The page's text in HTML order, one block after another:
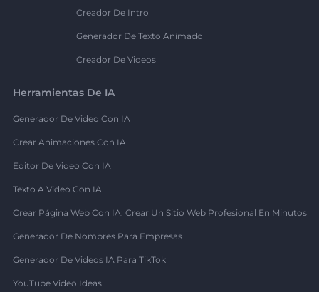
Creador De Intro
Generador De Texto Animado
Creador De Videos
Herramientas De IA
Generador De Video Con IA
Crear Animaciones Con IA
Editor De Video Con IA
Texto A Video Con IA
Crear Página Web Con IA: Crear Un Sitio Web Profesional En Minutos
Generador De Nombres Para Empresas
Generador De Videos IA Para TikTok
YouTube Video Ideas